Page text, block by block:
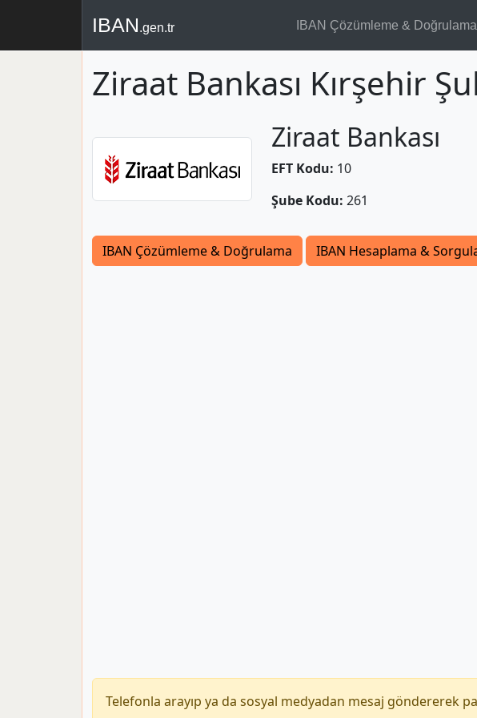
IBAN.gen.tr IBAN Çözümleme & Doğrulama
Ziraat Bankası Kırşehir
Ziraat Bankası
EFT Kodu: 10
Şube Kodu: 261
IBAN Çözümleme & Doğrulama IBAN Hesaplama &
Telefonla arayıp ya da sosyal medyadan mesaj göndererek